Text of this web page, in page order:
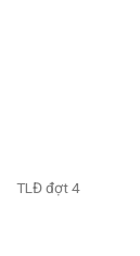
TLĐ đợt 4